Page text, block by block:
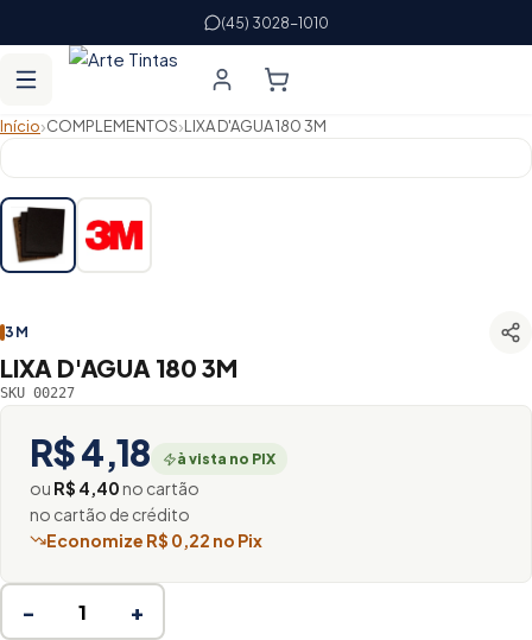
(45) 3028-1010
Início›COMPLEMENTOS›LIXA D'AGUA 180 3M
3M
LIXA D'AGUA 180 3M
SKU 00227
R$ 4,18 à vista no PIX
ou R$ 4,40no cartão
no cartão de crédito
Economize R$ 0,22 no Pix
− +